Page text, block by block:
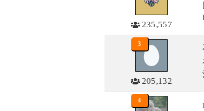
235,557
3
205,132
4